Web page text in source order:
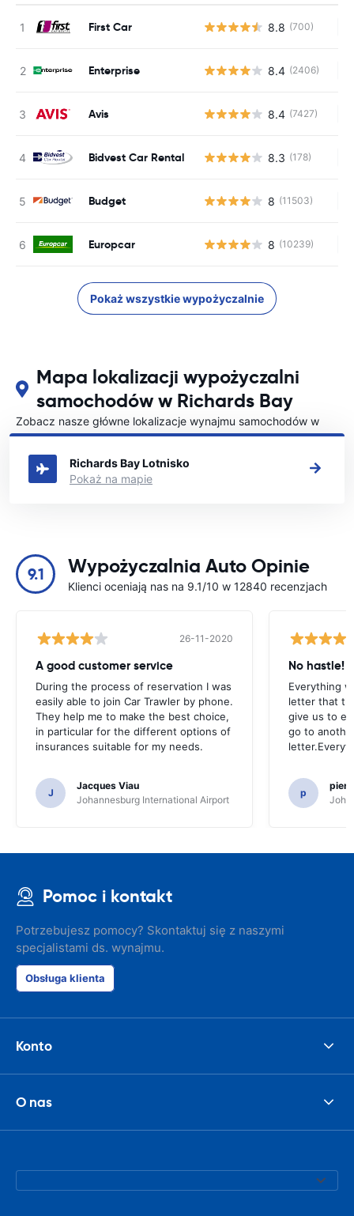
First Car 8.8 (700)
Enterprise 8.4 (2406)
Avis 8.4 (7427)
Bidvest Car Rental 8.3 (178)
Budget 8 (11503)
Europcar 8 (10239)
Pokaż wszystkie wypożyczalnie
Mapa lokalizacji wypożyczalni
samochodów w Richards Bay
Zobacz nasze główne lokalizacje wynajmu samochodów w
Richards Bay
Richards Bay Lotnisko
Pokaż na mapie
9.1 Wypożyczalnia Auto Opinie
Klienci oceniają nas na 9.1/10 w 12840 recenzjach
26-11-2020
A good customer service
During the process of reservation I was
easily able to join Car Trawler by phone.
They help me to make the best choice,
in particular for the different options of
insurances suitable for my needs.
J
Jacques Viau
Johannesburg International Airport
No hastle!
Everything
letter that
give us to
go to
p
Pomoc i kontakt
Potrzebujesz pomocy? Skontaktuj się z naszymi
specjalistami ds. wynajmu.
Obsługa klienta
Konto
O nas